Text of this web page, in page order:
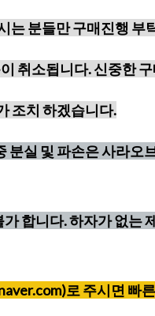
는 분들만 구매진행 부
취소됩니다. 신중한
조치 하겠습니다.
분실 및 파손은 사라
합니다. 하자가 없는
로 주시면 빠